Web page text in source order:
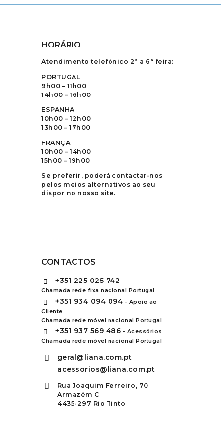
HORÁRIO
Atendimento telefónico 2ª a 6ª feira:
PORTUGAL
9h00 – 11h00
14h00 – 16h00
ESPANHA
10h00 – 12h00
13h00 – 17h00
FRANÇA
10h00 – 14h00
15h00 – 19h00
Se preferir, poderá contactar-nos
pelos meios alternativos ao seu
dispor no nosso site.
CONTACTOS
+351 225 025 742
Chamada rede fixa nacional Portugal
+351 934 094 094 - Apoio ao
Cliente
Chamada rede móvel nacional Portugal
+351 937 569 486 - Acessórios
Chamada rede móvel nacional Portugal
geral@liana.com.pt
acessorios@liana.com.pt
Rua Joaquim Ferreiro, 70
Armazém C
4435-297 Rio Tinto